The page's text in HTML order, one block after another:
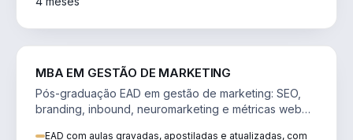
MBA EM GESTÃO DE MARKETING
Pós-graduação EAD em gestão de marketing: SEO,
branding, inbound, neuromarketing e métricas web
EAD com aulas gravadas, apostiladas e atualizadas, com